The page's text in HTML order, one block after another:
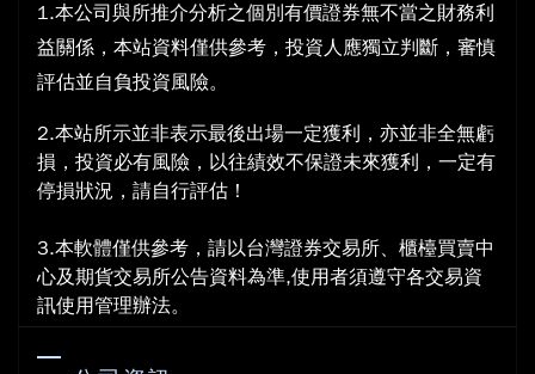
1.本公司與所推介分析之個別有價證券無不當之財務利
益關係，本站資料僅供參考，投資人應獨立判斷，審慎
評估並自負投資風險。
2.本站所示並非表示最後出場一定獲利，亦並非全無虧
損，投資必有風險，以往績效不保證未來獲利，一定有
停損狀況，請自行評估！
3.本軟體僅供參考，請以台灣證券交易所、櫃檯買賣中
心及期貨交易所公告資料為準,使用者須遵守各交易資
訊使用管理辦法。